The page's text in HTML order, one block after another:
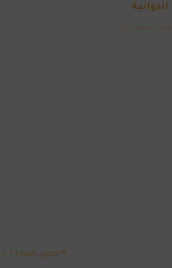
لشهر ١ ٢٠٢٥
© حقوق النشر ٢٠٢٦. كل الحقوق محفوظة لمركز تكنولوجيا المعلومات - جامعة عمان العربية.